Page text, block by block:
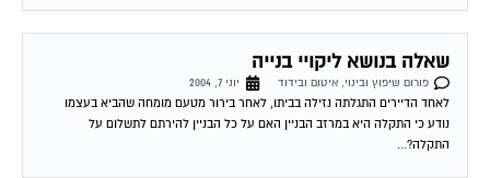
שאלה בנושא ליקויי בנייה
פורום שיפוץ ובינוי, איטום ובידוד
יוני 7, 2004
לאחד הדיירים התגלתה נזילה בביתו, לאחר בירור מטעם מומחה שהביא בעצמו
נודע כי התקלה היא במרזב הבניין האם על כל הבניין להירתם לתשלום על
התקלה?...